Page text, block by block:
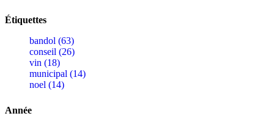
Étiquettes
bandol (63)
conseil (26)
vin (18)
municipal (14)
noel (14)
Année